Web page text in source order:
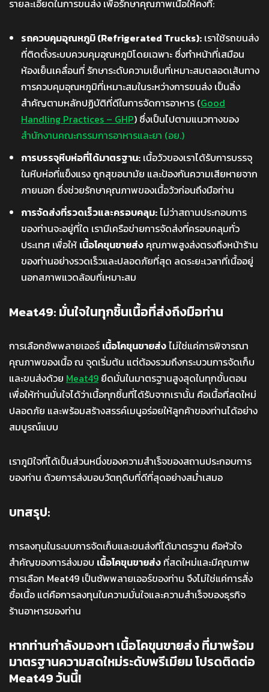
รายละเอียดในการขนส่ง เพื่อรักษาคุณภาพเนื้อให้คงที่:
รถควบคุมอุณหภูมิ (Refrigerated Trucks): เราใช้รถขนส่ง
ที่ติดตั้งระบบควบคุมอุณหภูมิโดยเฉพาะ ซึ่งทำหน้าที่เสมือน
ห้องเย็นเคลื่อนที่ รักษาระดับความเย็นที่เหมาะสมตลอดเส้นทาง
การควบคุมอุณหภูมิที่เหมาะสมในระหว่างการขนส่ง เป็นสิ่ง
สำคัญตามหลักปฏิบัติที่ดีในการจัดการอาหาร (Good
Handling Practices – GHP) ซึ่งเป็นไปตามแนวทางของ
สำนักงานคณะกรรมการอาหารและยา (อย.)
การบรรจุหีบห่อที่ได้มาตรฐาน: เนื้อวัวของเราได้รับการบรรจุ
ในหีบห่อที่แข็งแรง ถูกสุขอนามัย และป้องกันความเสียหายจาก
ภายนอก ซึ่งช่วยรักษาคุณภาพของเนื้อวัวก่อนถึงมือท่าน
การจัดส่งที่รวดเร็วและครอบคลุม:ไม่ว่าสถานประกอบการ
ของท่านจะอยู่ที่ใด เรามีเครือข่ายการจัดส่งที่ครอบคลุมทั่ว
ประเทศ เพื่อให้ เนื้อโคขุนขายส่ง คุณภาพสูงส่งตรงถึงหน้าร้าน
ของท่านอย่างรวดเร็วและปลอดภัยที่สุด ลดระยะเวลาที่เนื้ออยู่
นอกสภาพแวดล้อมที่เหมาะสม
Meat49: มั่นใจในทุกชิ้นเนื้อที่ส่งถึงมือท่าน
การเลือกซัพพลายเออร์ เนื้อโคขุนขายส่งไม่ใช่แค่การพิจารณา
คุณภาพของเนื้อ ณ จุดเริ่มต้น แต่ต้องรวมถึงกระบวนการจัดเก็บ
และขนส่งด้วย Meat49 ยึดมั่นในมาตรฐานสูงสุดในทุกขั้นตอน
เพื่อให้ท่านมั่นใจได้ว่าเนื้อทุกชิ้นที่ได้รับจากเรานั้น คือเนื้อที่สดใหม่
ปลอดภัย และพร้อมสร้างสรรค์เมนูอร่อยให้ลูกค้าของท่านได้อย่าง
สมบูรณ์แบบ
เราภูมิใจที่ได้เป็นส่วนหนึ่งของความสำเร็จของสถานประกอบการ
ของท่าน ด้วยการส่งมอบวัตถุดิบที่ดีที่สุดอย่างสม่ำเสมอ
บทสรุป:
การลงทุนในระบบการจัดเก็บและขนส่งที่ได้มาตรฐาน คือหัวใจ
สำคัญของการส่งมอบ เนื้อโคขุนขายส่ง ที่สดใหม่และมีคุณภาพ
การเลือก Meat49 เป็นซัพพลายเออร์ของท่าน จึงไม่ใช่แค่การสั่ง
ซื้อเนื้อ แต่คือการลงทุนในความมั่นใจและความสำเร็จของธุรกิจ
ร้านอาหารของท่าน
หากท่านกำลังมองหา เนื้อโคขุนขายส่ง ที่มาพร้อม
มาตรฐานความสดใหม่ระดับพรีเมียม โปรดติดต่อ
Meat49 วันนี้!